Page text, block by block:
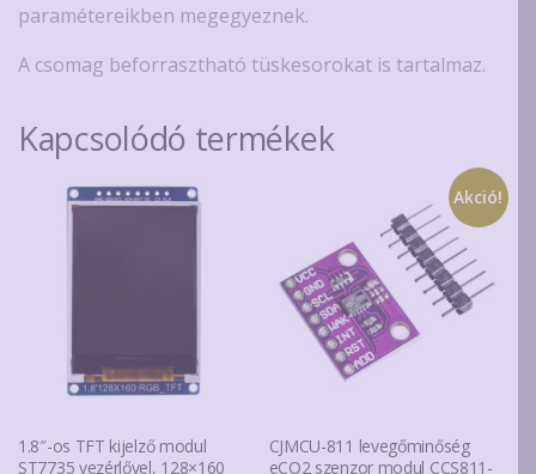
paramétereikben megegyeznek.
A csomag beforrasztható tüskesorokat is tartalmaz.
Kapcsolódó termékek
1.8″-os TFT kijelző modul
ST7735 vezérlővel, 128×160
Akció!
CJMCU-811 levegőminőség
eCO2 szenzor modul CCS811-